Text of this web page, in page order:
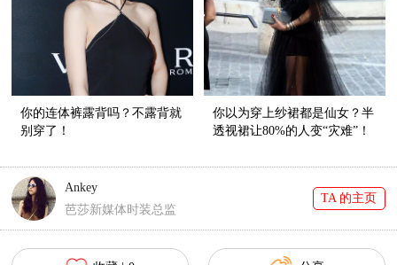
你的连体裤露背吗？不露背就
别穿了！
你以为穿上纱裙都是仙女？半
透视裙让80%的人变“灾难”！
Ankey
芭莎新媒体时装总监
TA 的主页